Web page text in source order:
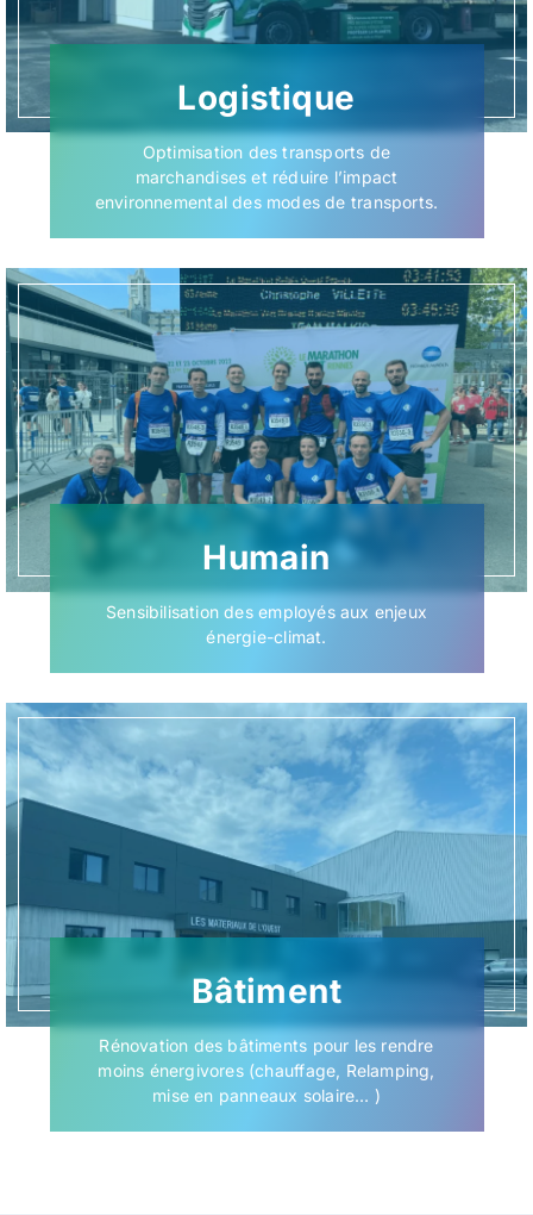
Logistique
Optimisation des transports de
marchandises et réduire l’impact
environnemental des modes de transports.
Humain
Sensibilisation des employés aux enjeux
énergie-climat.
Bâtiment
Rénovation des bâtiments pour les rendre
moins énergivores (chauffage, Relamping,
mise en panneaux solaire… )